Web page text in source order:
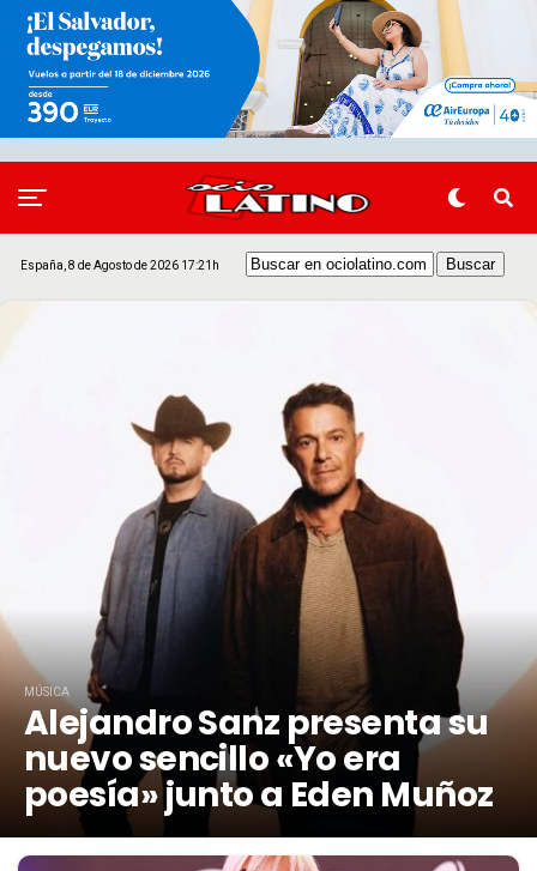
España, 8 de Agosto de 2026 17:21h
MÚSICA
Alejandro Sanz presenta su
nuevo sencillo «Yo era
poesía» junto a Eden Muñoz